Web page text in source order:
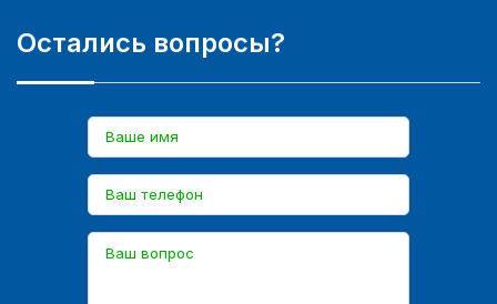
Остались вопросы?